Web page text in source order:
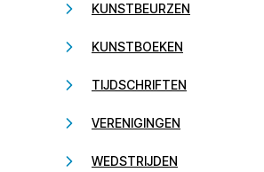
KUNSTBEURZEN
KUNSTBOEKEN
TIJDSCHRIFTEN
VERENIGINGEN
WEDSTRIJDEN